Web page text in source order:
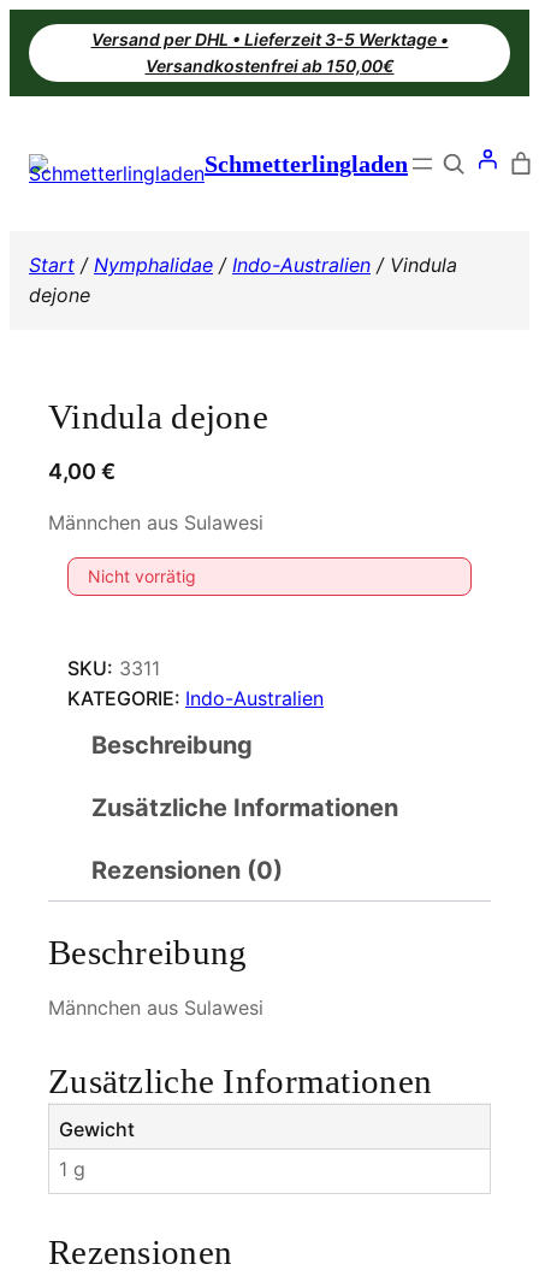
Zum
Inhalt
springen
Versand per DHL • Lieferzeit 3-5 Werktage •
Versandkostenfrei ab 150,00€
Schmetterlingladen Search
Start / Nymphalidae / Indo-Australien / Vindula
dejone
Vindula dejone
4,00 €
Männchen aus Sulawesi
Nicht vorrätig
SKU: 3311
KATEGORIE: Indo-Australien
Beschreibung
Zusätzliche Informationen
Rezensionen (0)
Beschreibung
Männchen aus Sulawesi
Zusätzliche Informationen
Gewicht
1 g
Rezensionen